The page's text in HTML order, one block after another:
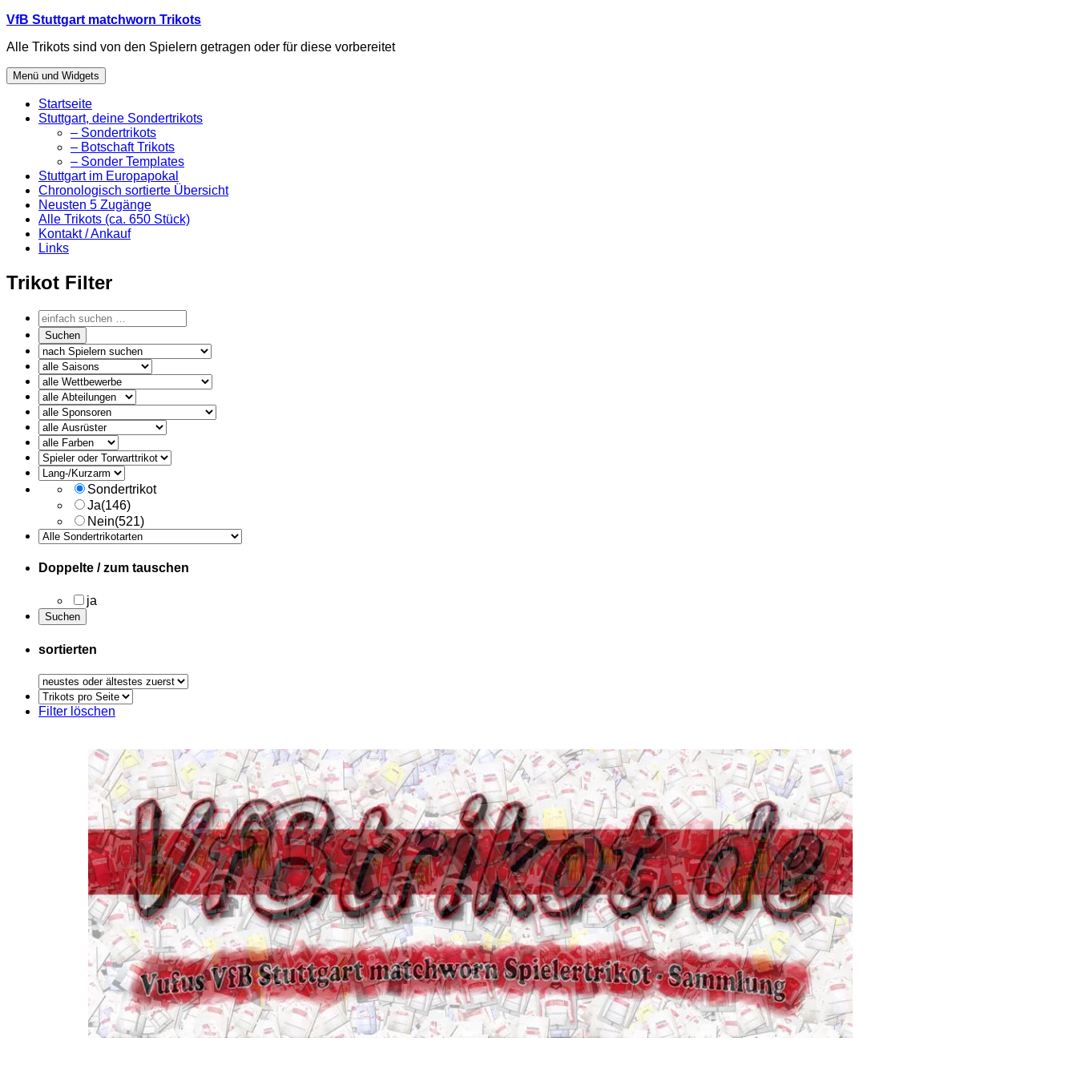
Zum
springen
VfB Stuttgart matchworn Trikots
Alle Trikots sind von den Spielern getragen oder für diese vorbereitet
Menü und Widgets
Startseite
Stuttgart, deine Sondertrikots
– Sondertrikots
– Botschaft Trikots
– Sonder Templates
Stuttgart im Europapokal
Chronologisch sortierte Übersicht
Neusten 5 Zugänge
Alle Trikots (ca. 650 Stück)
Kontakt / Ankauf
Links
Trikot Filter
alle
Ausruester
Sondertrikot
Ja(146)
Nein(521)
Doppelte / zum tauschen
ja
sortierten
Trikots
pro
Filter löschen